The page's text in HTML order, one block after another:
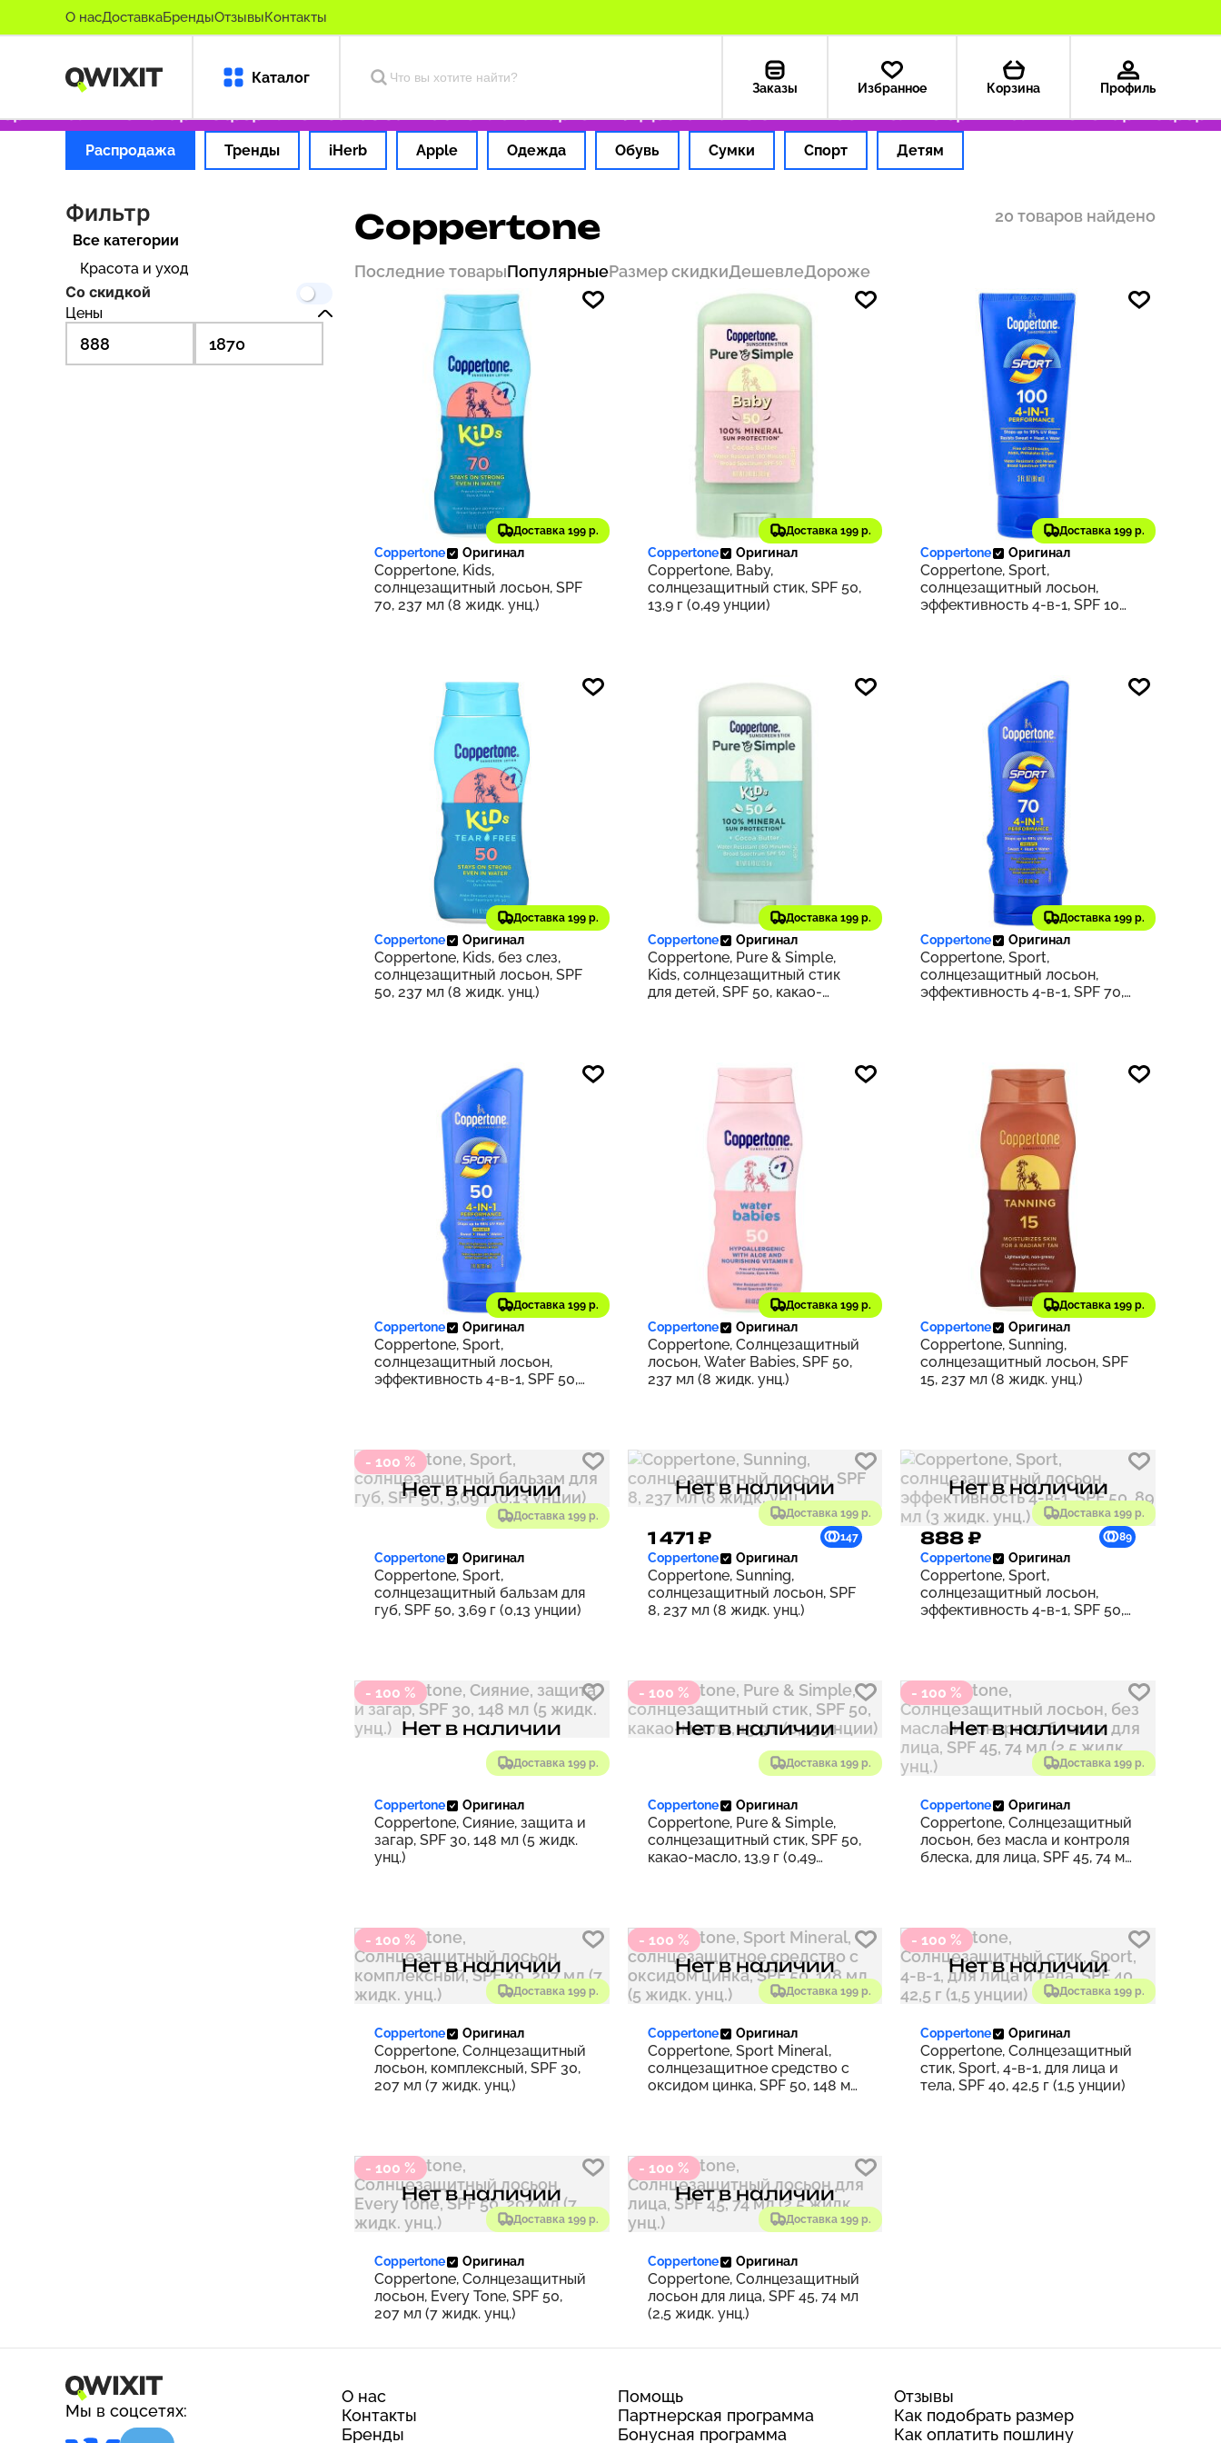
О насДоставкаБрендыОтзывыКонтакты
Каталог
Заказы Избранное Корзина Профиль
товары Оформляем заказ за 1 час Оплата картой РФ Доставка из США — 199 ₽ Только оригинальные товары
Распродажа Тренды iHerb Apple Одежда Обувь Сумки Спорт Детям
Фильтр
Все категории
Красота и уход
Со скидкой
Цены
Coppertone 20 товаров найдено
Последние товарыПопулярныеРазмер скидкиДешевлеДороже
Доставка 199 р.
1 870 ₽ 187
Coppertone Оригинал
Coppertone, Kids,
солнцезащитный лосьон, SPF
70, 237 мл (8 жидк. унц.)
Доставка 199 р.
1 327 ₽ 133
Coppertone Оригинал
Coppertone, Baby,
солнцезащитный стик, SPF 50,
13,9 г (0,49 унции)
Доставка 199 р.
187
Coppertone Оригинал
Coppertone, Sport,
солнцезащитный лосьон,
эффективность 4-в-1, SPF 100,
Доставка 199 р.
1 627 ₽ 163
Coppertone Оригинал
Coppertone, Kids, без слез,
солнцезащитный лосьон, SPF
50, 237 мл (8 жидк. унц.)
Доставка 199 р.
1 166 ₽ 117
Coppertone Оригинал
Coppertone, Pure & Simple,
Kids, солнцезащитный стик
для детей, SPF 50, какао-
Доставка 199 р.
187
Coppertone Оригинал
Coppertone, Sport,
солнцезащитный лосьон,
эффективность 4-в-1, SPF 70,
Доставка 199 р.
153
Coppertone Оригинал
Coppertone, Sport,
солнцезащитный лосьон,
эффективность 4-в-1, SPF 50,
Доставка 199 р.
1 533 ₽ 153
Coppertone Оригинал
Coppertone, Солнцезащитный
лосьон, Water Babies, SPF 50,
237 мл (8 жидк. унц.)
Доставка 199 р.
1 471 ₽ 147
Coppertone Оригинал
Coppertone, Sunning,
солнцезащитный лосьон, SPF
15, 237 мл (8 жидк. унц.)
- 100 %
Доставка 199 р.
Нет в наличии
Coppertone Оригинал
Coppertone, Sport,
солнцезащитный бальзам для
губ, SPF 50, 3,69 г (0,13 унции)
Доставка 199 р.
Нет в наличии
1 471 ₽ 147
Coppertone Оригинал
Coppertone, Sunning,
солнцезащитный лосьон, SPF
8, 237 мл (8 жидк. унц.)
Доставка 199 р.
Нет в наличии
888 ₽ 89
Coppertone Оригинал
Coppertone, Sport,
солнцезащитный лосьон,
эффективность 4-в-1, SPF 50,
- 100 %
Доставка 199 р.
Нет в наличии
Coppertone Оригинал
Coppertone, Сияние, защита и
загар, SPF 30, 148 мл (5 жидк.
унц.)
- 100 %
Доставка 199 р.
Нет в наличии
Coppertone Оригинал
Coppertone, Pure & Simple,
солнцезащитный стик, SPF 50,
какао-масло, 13,9 г (0,49
- 100 %
Доставка 199 р.
Нет в наличии
Coppertone Оригинал
Coppertone, Солнцезащитный
лосьон, без масла и контроля
блеска, для лица, SPF 45, 74 мл
- 100 %
Доставка 199 р.
Нет в наличии
Coppertone Оригинал
Coppertone, Солнцезащитный
лосьон, комплексный, SPF 30,
207 мл (7 жидк. унц.)
- 100 %
Доставка 199 р.
Нет в наличии
Coppertone Оригинал
Coppertone, Sport Mineral,
солнцезащитное средство с
оксидом цинка, SPF 50, 148 мл
- 100 %
Доставка 199 р.
Нет в наличии
Coppertone Оригинал
Coppertone, Солнцезащитный
стик, Sport, 4-в-1, для лица и
тела, SPF 40, 42,5 г (1,5 унции)
- 100 %
Доставка 199 р.
Нет в наличии
Coppertone Оригинал
Coppertone, Солнцезащитный
лосьон, Every Tone, SPF 50,
207 мл (7 жидк. унц.)
- 100 %
Доставка 199 р.
Нет в наличии
Coppertone Оригинал
Coppertone, Солнцезащитный
лосьон для лица, SPF 45, 74 мл
(2,5 жидк. унц.)
Мы в соцсетях:
О нас
Контакты
Бренды
Помощь
Партнерская программа
Бонусная программа
Отзывы
Как подобрать размер
Как оплатить пошлину